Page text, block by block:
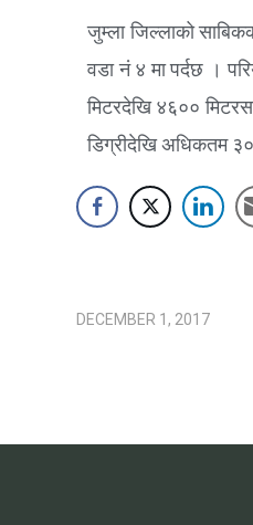
जुम्ला जिल्लाको
वडा नं ४ मा पर्दछ ।
मिटरदेखि ४६००
डिग्रीदेखि अधिकतम ३०
DECEMBER 1, 2017